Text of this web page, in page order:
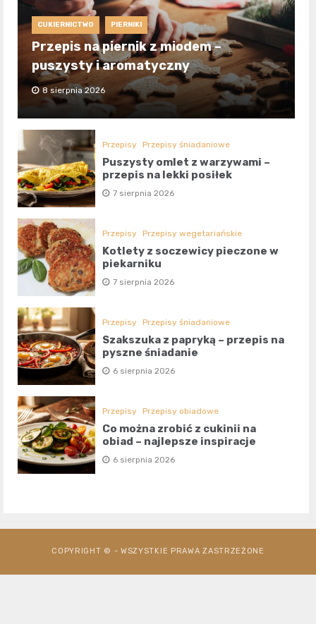
CUKIERNICTWO PIERNIKI
Przepis na piernik z miodem –
puszysty i aromatyczny
8 sierpnia 2026
Przepisy Przepisy śniadaniowe
Puszysty omlet z warzywami –
przepis na lekki posiłek
7 sierpnia 2026
Przepisy Przepisy wegetariańskie
Kotlety z soczewicy pieczone w
piekarniku
7 sierpnia 2026
Przepisy Przepisy śniadaniowe
Szakszuka z papryką – przepis na
pyszne śniadanie
6 sierpnia 2026
Przepisy Przepisy obiadowe
Co można zrobić z cukinii na
obiad – najlepsze inspiracje
6 sierpnia 2026
COPYRIGHT © - WSZYSTKIE PRAWA ZASTRZEŻONE